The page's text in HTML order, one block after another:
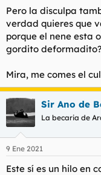
:
Pero la disculpa
verdad quieres que
porque el nene esta
gordito deformadito?
Mira, me comes el
Sir Ano de
La becaria de
9 Ene 2021
Este sí es un hilo en